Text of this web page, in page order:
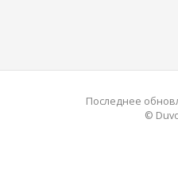
Последнее
©